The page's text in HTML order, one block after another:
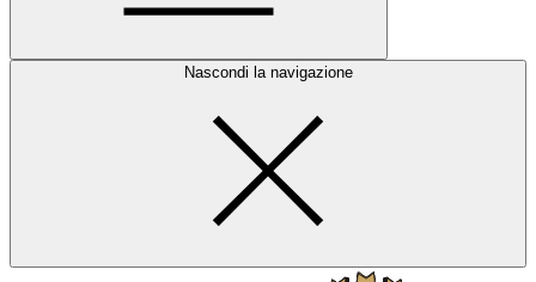
Nascondi la navigazione